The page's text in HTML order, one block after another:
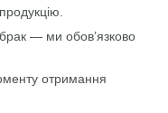
— ми обов’язково
отримання